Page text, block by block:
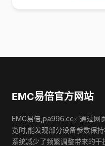
EMC易倍官方网站
EMC易倍,pa996.cc✅通过网
览时,能发现部分设备参数保
系统减少了频繁调整带来的干